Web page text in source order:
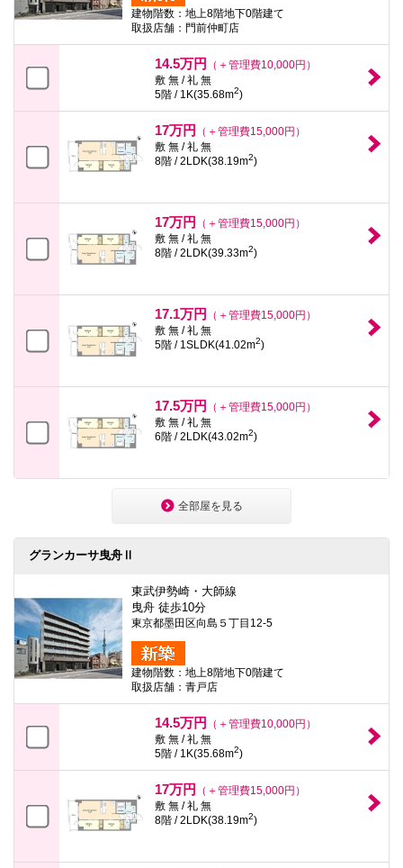
建物階数：地上8階地下0階建て
取扱店舗：門前仲町店
14.5万円
（＋管理費10,000円）
敷 無 / 礼 無
5階 / 1K(35.68m2)
17万円
（＋管理費15,000円）
敷 無 / 礼 無
8階 / 2LDK(38.19m2)
17万円
（＋管理費15,000円）
敷 無 / 礼 無
8階 / 2LDK(39.33m2)
17.1万円
（＋管理費15,000円）
敷 無 / 礼 無
5階 / 1SLDK(41.02m2)
17.5万円
（＋管理費15,000円）
敷 無 / 礼 無
6階 / 2LDK(43.02m2)
全部屋を見る
グランカーサ曳舟Ⅱ
東武伊勢崎・大師線
曳舟 徒歩10分
東京都墨田区向島５丁目12-5
建物階数：地上8階地下0階建て
取扱店舗：青戸店
14.5万円
（＋管理費10,000円）
敷 無 / 礼 無
5階 / 1K(35.68m2)
17万円
（＋管理費15,000円）
敷 無 / 礼 無
8階 / 2LDK(38.19m2)